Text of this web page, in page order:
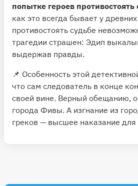
попытке героев противостоять
как это всегда бывает у
противостоять судьбе
трагедии страшен: Эдип
выдержав правды.
📌 Особенность этой
что сам следователь в конце
своей вине. Верный обещанию,
города Фивы. А изгнание из
греков — высшее наказание для